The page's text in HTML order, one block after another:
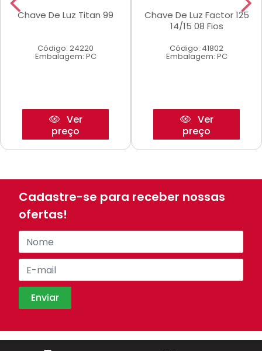
Chave De Luz Titan 99
Código: 24220
Embalagem: PC
Ver
preço
Chave De Luz Factor 125
14/15 08 Fios
Código: 41802
Embalagem: PC
Ver
preço
Cadastre-se para receber nossas
ofertas!